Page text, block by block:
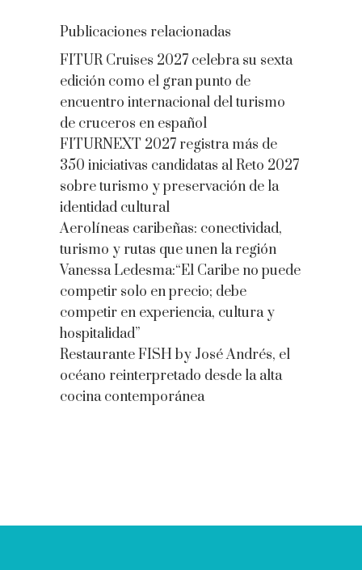
Publicaciones relacionadas
FITUR Cruises 2027 celebra su sexta
edición como el gran punto de
encuentro internacional del turismo
de cruceros en español
FITURNEXT 2027 registra más de
350 iniciativas candidatas al Reto 2027
sobre turismo y preservación de la
identidad cultural
Aerolíneas caribeñas: conectividad,
turismo y rutas que unen la región
Vanessa Ledesma:“El Caribe no puede
competir solo en precio; debe
competir en experiencia, cultura y
hospitalidad”
Restaurante FISH by José Andrés, el
océano reinterpretado desde la alta
cocina contemporánea